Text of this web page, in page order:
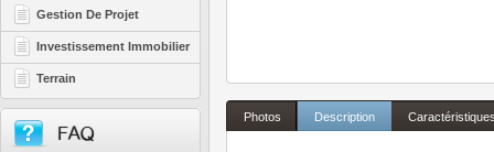
Gestion De Projet
Investissement Immobilier
Terrain
Photos Description